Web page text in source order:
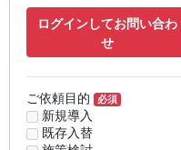
ログインしてお問い合わ
せ
ご依頼目的 必須
新規導入
既存入替